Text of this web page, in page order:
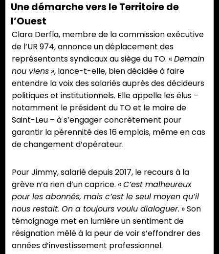
Une démarche vers le Territoire de
l’Ouest
Clara Derfla, membre de la commission exécutive
de l’UR 974, annonce un déplacement des
représentants syndicaux au siège du TO. «Demain
nou viens », lance-t-elle, bien décidée à faire
entendre la voix des salariés auprès des décideurs
politiques et institutionnels. Elle appelle les élus –
notamment le président du TO et le maire de
Saint-Leu – à s’engager concrètement pour
garantir la pérennité des 16 emplois, même en cas
de changement d’opérateur.
Pour Jimmy, salarié depuis 2017, le recours à la
grève n’a rien d’un caprice. «C’est malheureux
pour les abonnés, mais c’est le seul moyen qu’il
nous restait. On a toujours voulu dialoguer. » Son
témoignage met en lumière un sentiment de
résignation mêlé à la peur de voir s’effondrer des
années d’investissement professionnel.